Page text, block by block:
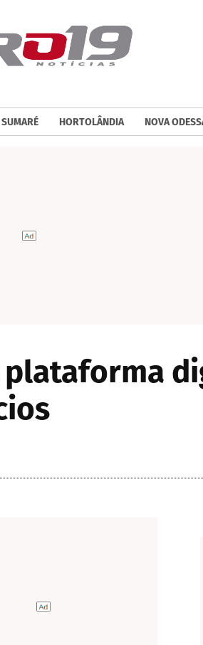
SUMARÉ HORTOLÂNDIA NOVA
plataforma